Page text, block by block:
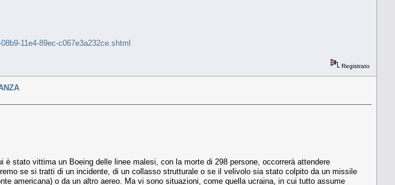
11e4-89ec-c067e3a232ce.shtml
Registrato
stato vittima un Boeing delle linee malesi, con la morte di 298 persone, occorrerà attendere
se si tratti di un incidente, di un collasso strutturale o se il velivolo sia stato colpito da un missile
americana) o da un altro aereo. Ma vi sono situazioni, come quella ucraina, in cui tutto assume